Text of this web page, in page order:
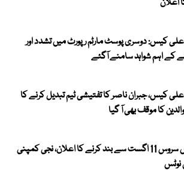
اعلان
کیس: دوسری پوسٹ مارٹم رپورٹ میں تشدد اور
کے اہم شواہد سامنے آگئے
کیس، جبران ناصر کا تفتیشی ٹیم تبدیل کرنے کا
کا موقف بھی آ گیا
میٹرو بس سروس 11 اگست سے بند کرنے کا اعلان، نجی کمپنی
نوٹس